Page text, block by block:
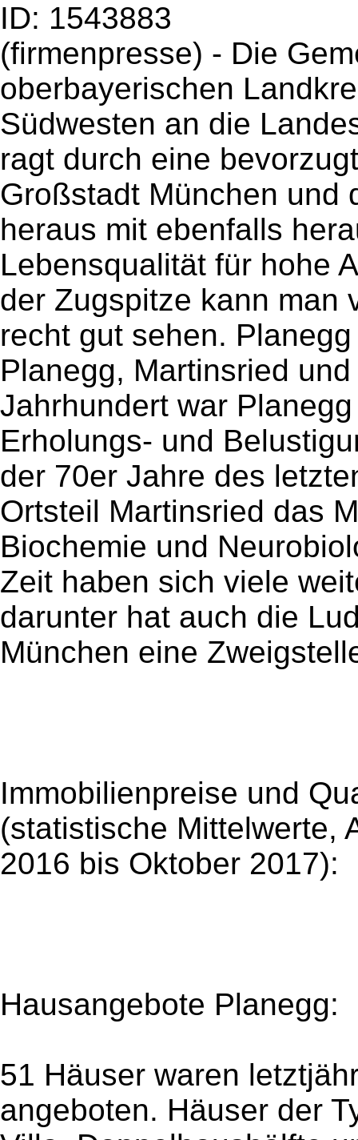
ID: 1543883
(firmenpresse) - Die
oberbayerischen
Südwesten an die
ragt durch eine
Großstadt München und
heraus mit ebenfalls
Lebensqualität für hohe
der Zugspitze kann man
recht gut sehen.
Planegg, Martinsried
Jahrhundert war
Erholungs- und
der 70er Jahre des
Ortsteil Martinsried das
Biochemie und
Zeit haben sich viele
darunter hat auch die
München eine
Immobilienpreise und
(statistische Mittelwerte,
2016 bis Oktober 2017):
Hausangebote Planegg:
51 Häuser waren
angeboten. Häuser der